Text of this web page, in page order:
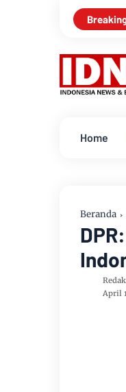
untuk Dukung Kebijakan
Home
Beranda
April